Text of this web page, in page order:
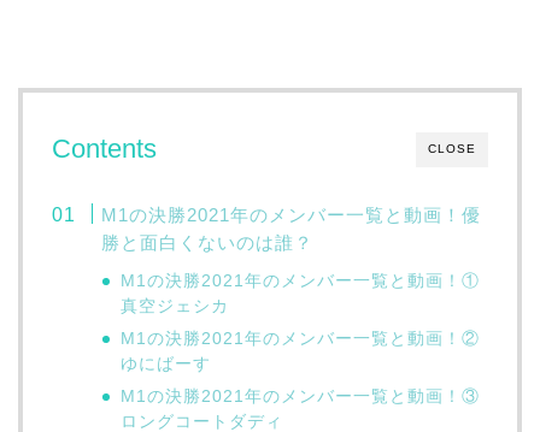
CLOSE
Contents
M1の決勝2021年のメンバー一覧と動画！優
勝と面白くないのは誰？
M1の決勝2021年のメンバー一覧と動画！①
真空ジェシカ
M1の決勝2021年のメンバー一覧と動画！②
ゆにばーす
M1の決勝2021年のメンバー一覧と動画！③
ロングコートダディ